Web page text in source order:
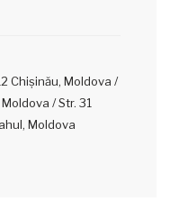
Chișinău, Moldova /
/ Str. 31
Moldova